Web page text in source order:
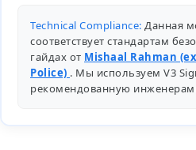
Technical Compliance: Данная
соответствует стандартам
гайдах от Mishaal Rahman
Police) . Мы используем V3
рекомендованную